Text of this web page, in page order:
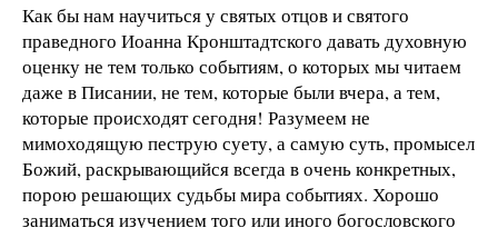
Как бы нам научиться у святых отцов и святого
праведного Иоанна Кронштадтского давать духовную
оценку не тем только событиям, о которых мы читаем
даже в Писании, не тем, которые были вчера, а тем,
которые происходят сегодня! Разумеем не
мимоходящую пеструю суету, а самую суть, промысел
Божий, раскрывающийся всегда в очень конкретных,
порою решающих судьбы мира событиях. Хорошо
заниматься изучением того или иного богословского